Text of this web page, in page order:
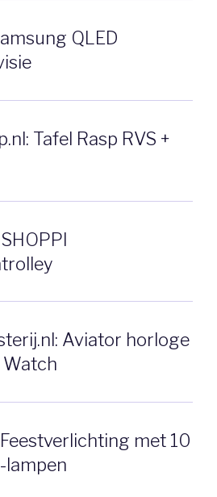
QLED
Tafel Rasp RVS +
Aviator horloge
Watch
met 10
lampen